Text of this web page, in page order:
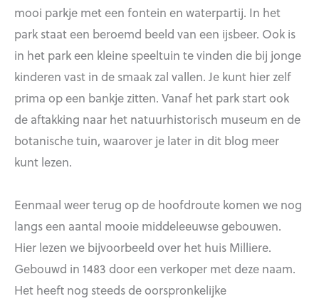
mooi parkje met een fontein en waterpartij. In het
park staat een beroemd beeld van een ijsbeer. Ook is
in het park een kleine speeltuin te vinden die bij jonge
kinderen vast in de smaak zal vallen. Je kunt hier zelf
prima op een bankje zitten. Vanaf het park start ook
de aftakking naar het natuurhistorisch museum en de
botanische tuin, waarover je later in dit blog meer
kunt lezen.
Eenmaal weer terug op de hoofdroute komen we nog
langs een aantal mooie middeleeuwse gebouwen.
Hier lezen we bijvoorbeeld over het huis Milliere.
Gebouwd in 1483 door een verkoper met deze naam.
Het heeft nog steeds de oorspronkelijke